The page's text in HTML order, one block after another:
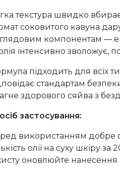
текстура швидко
соковитого кавуна
компонентам —
інтенсивно зволожує,
підходить для всіх
стандартам
здорового сяйва з
застосування:
використанням добре
олії на суху шкіру
оновлюйте